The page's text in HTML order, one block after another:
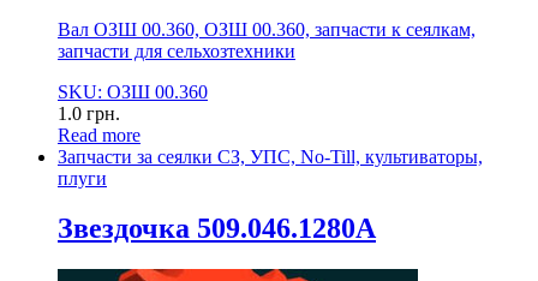
Вал ОЗШ 00.360, ОЗШ 00.360, запчасти к сеялкам,
запчасти для сельхозтехники
SKU: ОЗШ 00.360
1.0 грн.
Read more
Запчасти за сеялки СЗ, УПС, No-Till, культиваторы,
плуги
Звездочка 509.046.1280А